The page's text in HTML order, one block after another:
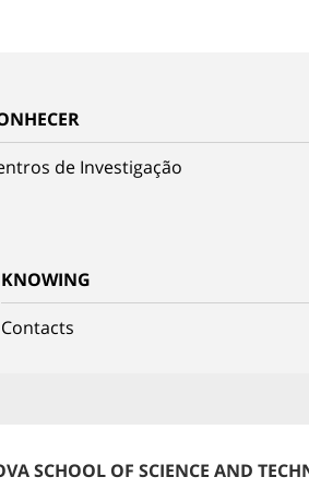
de Investigação
KNOWING
Contacts
SCHOOL OF SCIENCE AND